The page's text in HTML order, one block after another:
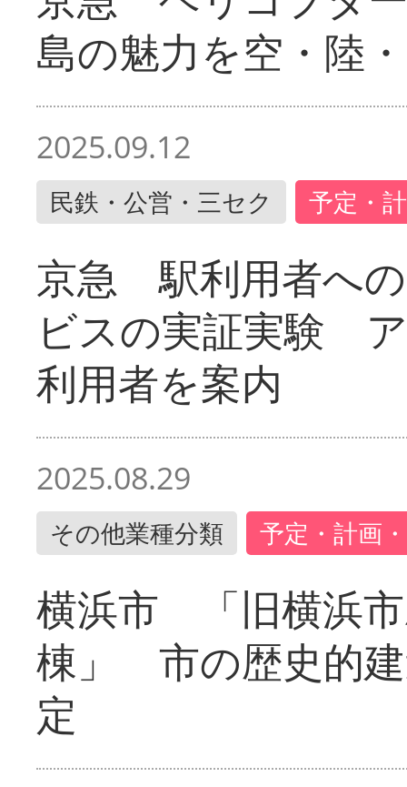
島の魅力を空・陸
2025.09.12
民鉄・公営・三セク 予定・
京急 駅利用者へ
ビスの実証実験
利用者を案内
2025.08.29
その他業種分類 予定・計画
横浜市 「旧横浜
棟」 市の歴史的
定